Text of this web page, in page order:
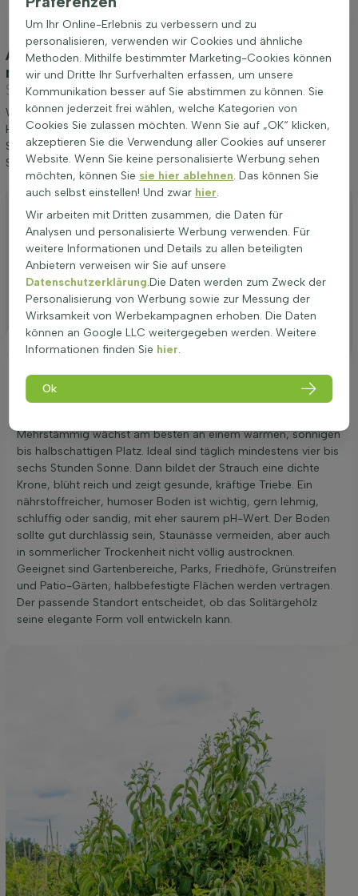
Anpflanzung und Pflege Heptacodium
miconioides Mehrstämmig 200-250(Sieben
Söhne des Himmels)
Wir möchten Ihnen einige Tipps zur Anpflanzung und Pflege von
Heptacodium miconioides Mehrstämmig 200-250 geben. Wenn
Sie diese Tipps befolgen, werden Sie lange Freude an Sieben
Söhne des Himmels haben.
Platzierung
Stutzen
Bewässerung
Düngen
Besonderheiten
Ideale Platzierung einer Heptacodium
miconioides
Mehrstämmig wächst am besten an einem warmen, sonnigen
bis halbschattigen Platz. Ideal sind täglich mindestens vier bis
sechs Stunden Sonne. Dann bildet der Strauch eine dichte
Krone, blüht reich und zeigt gesunde, kräftige Triebe. Ein
nährstoffreicher, humoser Boden ist wichtig, gern lehmig,
schluffig oder sandig, mit eher saurem pH-Wert. Der Boden
sollte gut durchlässig sein, Staunässe vermeiden, aber auch
in sommerlicher Trockenheit nicht völlig austrocknen.
Geeignet sind Gartenbereiche, Parks, Friedhöfe, Grünstreifen
und Patio-Gärten; halbbefestigte Flächen werden vertragen.
Der passende Standort entscheidet, ob das Solitärgehölz
seine elegante Form voll entwickeln kann.
Um Ihr Online-Erlebnis zu verbessern und zu
personalisieren, verwenden wir Cookies und ähnliche
Methoden. Mithilfe bestimmter Marketing-Cookies können
wir und Dritte Ihr Surfverhalten erfassen, um unsere
Kommunikation besser auf Sie abstimmen zu können. Sie
können jederzeit frei wählen, welche Kategorien von
Cookies Sie zulassen möchten. Wenn Sie auf „OK“ klicken,
akzeptieren Sie die Verwendung aller Cookies auf unserer
Website. Wenn Sie keine personalisierte Werbung sehen
möchten, können Sie sie hier ablehnen. Das können Sie
auch selbst einstellen! Und zwar hier.
Wir arbeiten mit Dritten zusammen, die Daten für
Analysen und personalisierte Werbung verwenden. Für
weitere Informationen und Details zu allen beteiligten
Anbietern verweisen wir Sie auf unsere
Datenschutzerklärung.Die Daten werden zum Zweck der
Personalisierung von Werbung sowie zur Messung der
Wirksamkeit von Werbekampagnen erhoben. Die Daten
können an Google LLC weitergegeben werden. Weitere
Informationen finden Sie hier.
Ok